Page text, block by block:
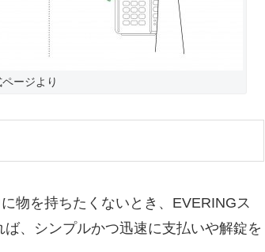
ージより
物を持ちたくないとき、EVERINGス
、シンプルかつ迅速に支払いや解錠を